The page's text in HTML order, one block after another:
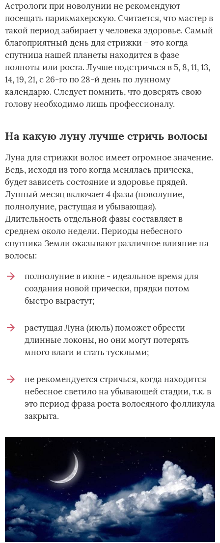
Астрологи при новолунии не рекомендуют
посещать парикмахерскую. Считается, что мастер в
такой период забирает у человека здоровье. Самый
благоприятный день для стрижки – это когда
спутница нашей планеты находится в фазе
полноты или роста. Лучше подстричься в 5, 8, 11, 13,
14, 19, 21, с 26-го по 28-й день по лунному
календарю. Следует помнить, что доверять свою
голову необходимо лишь профессионалу.
На какую луну лучше стричь волосы
Луна для стрижки волос имеет огромное значение.
Ведь, исходя из того когда менялась прическа,
будет зависеть состояние и здоровье прядей.
Лунный месяц включает 4 фазы (новолуние,
полнолуние, растущая и убывающая).
Длительность отдельной фазы составляет в
среднем около недели. Периоды небесного
спутника Земли оказывают различное влияние на
волосы:
полнолуние в июне - идеальное время для
создания новой прически, прядки потом
быстро вырастут;
растущая Луна (июль) поможет обрести
длинные локоны, но они могут потерять
много влаги и стать тусклыми;
не рекомендуется стричься, когда находится
небесное светило на убывающей стадии, т.к. в
это период фраза роста волосяного фолликула
закрыта.